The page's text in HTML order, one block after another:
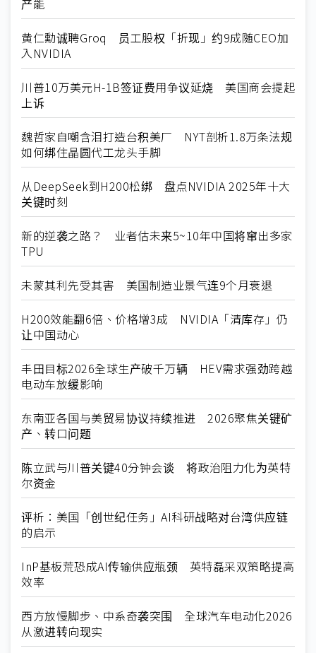
产能
黄仁勳诚聘Groq 员工股权「折现」约9成随CEO加
入NVIDIA
川普10万美元H-1B签证费用争议延烧 美国商会提起
上诉
魏哲家自嘲含泪打造台积美厂 NYT剖析1.8万条法规
如何绑住晶圆代工龙头手脚
从DeepSeek到H200松绑 盘点NVIDIA 2025年十大
关键时刻
新的逆袭之路？ 业者估未来5~10年中国将窜出多家
TPU
未蒙其利先受其害 美国制造业景气连9个月衰退
H200效能翻6倍、价格增3成 NVIDIA「清库存」仍
让中国动心
丰田目标2026全球生产破千万辆 HEV需求强劲跨越
电动车放缓影响
东南亚各国与美贸易协议持续推进 2026聚焦关键矿
产、转口问题
陈立武与川普关键40分钟会谈 将政治阻力化为英特
尔资金
评析：美国「创世纪任务」AI科研战略对台湾供应链
的启示
InP基板荒恐成AI传输供应瓶颈 英特磊采双策略提高
效率
西方放慢脚步、中系奇袭突围 全球汽车电动化2026
从激进转向现实